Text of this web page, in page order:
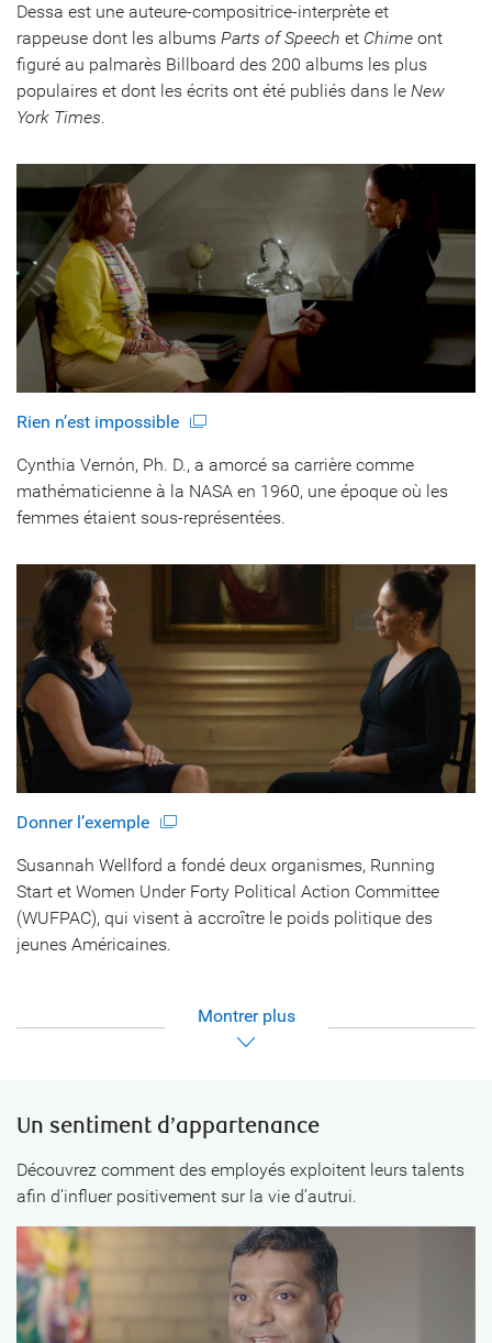
Dessa est une auteure-compositrice-interprète et
rappeuse dont les albums Parts of Speech et Chime ont
figuré au palmarès Billboard des 200 albums les plus
populaires et dont les écrits ont été publiés dans le New
York Times.
Rien n’est impossible
Cynthia Vernón, Ph. D., a amorcé sa carrière comme
mathématicienne à la NASA en 1960, une époque où les
femmes étaient sous-représentées.
Donner l’exemple
Susannah Wellford a fondé deux organismes, Running
Start et Women Under Forty Political Action Committee
(WUFPAC), qui visent à accroître le poids politique des
jeunes Américaines.
Montrer
Un sentiment d’appartenance
Découvrez comment des employés exploitent leurs talents
afin d’influer positivement sur la vie d’autrui.